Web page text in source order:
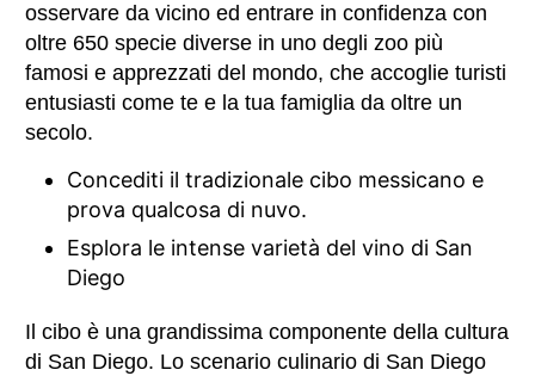
osservare da vicino ed entrare in confidenza con
oltre 650 specie diverse in uno degli zoo più
famosi e apprezzati del mondo, che accoglie turisti
entusiasti come te e la tua famiglia da oltre un
secolo.
Concediti il tradizionale cibo messicano e
prova qualcosa di nuvo.
Esplora le intense varietà del vino di San
Diego
Il cibo è una grandissima componente della cultura
di San Diego. Lo scenario culinario di San Diego